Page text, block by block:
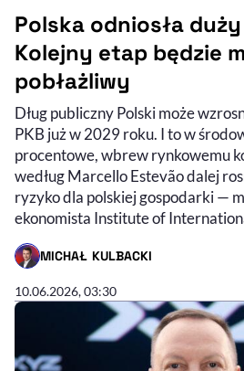
Polska odniosła
Kolejny etap będzie
pobłażliwy
Dług publiczny Polski może
PKB już w 2029 roku. I to w
procentowe, wbrew rynkowemu
według Marcello Estevão dalej
ryzyko dla polskiej gospodarki —
ekonomista Institute of
MICHAŁ KULBACKI
- AUTOR ARTYKUŁU - PROFIL
10.06.2026, 03:30